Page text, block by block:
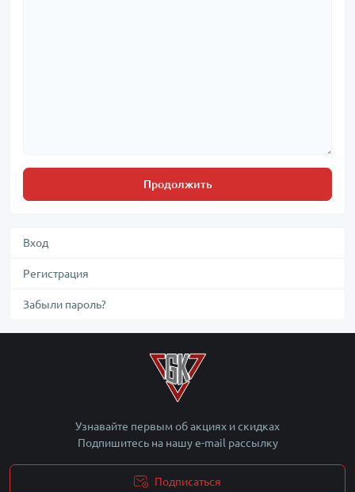
Продолжить
Вход
Регистрация
Забыли пароль?
Узнавайте первым об акциях и скидках
Подпишитесь на нашу e-mail рассылку
Подписаться